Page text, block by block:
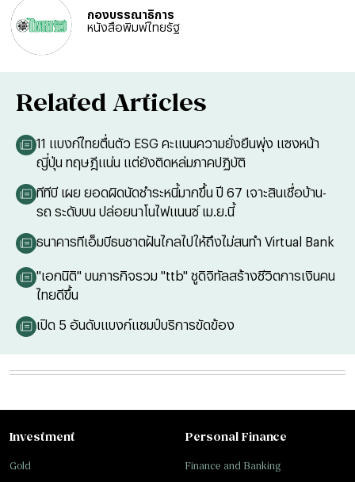
กองบรรณาธิการ
หนังสือพิมพ์ไทยรัฐ
Related Articles
11 แบงก์ไทยตื่นตัว ESG คะแนนความยั่งยืนพุ่ง แซงหน้า
ญี่ปุ่น ทฤษฎีแน่น แต่ยังติดหล่มภาคปฏิบัติ
ทีทีบี เผย ยอดผิดนัดชำระหนี้มากขึ้น ปี 67 เจาะสินเชื่อบ้าน-
รถ ระดับบน ปล่อยนาโนไฟแนนซ์ เม.ย.นี้
ธนาคารทีเอ็มบีธนชาตฝันไกลไปให้ถึงไม่สนทำ Virtual Bank
"เอกนิติ" บนภารกิจรวม "ttb" ชูดิจิทัลสร้างชีวิตการเงินคน
ไทยดีขึ้น
เปิด 5 อันดับแบงก์แชมป์บริการขัดข้อง
Investment
Gold
Personal Finance
Finance and Banking